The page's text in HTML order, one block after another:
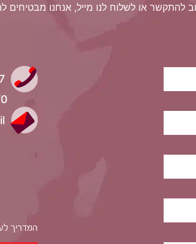
להתקשר או לשלוח לנו מייל, אנחנו מבטיחים
המדריך